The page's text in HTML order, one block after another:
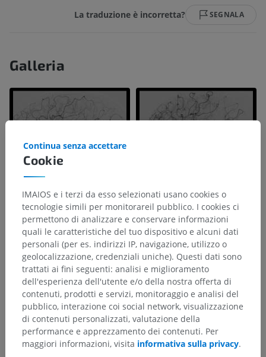
La traduzione è incorretta? SEGNALA
Galleria
Gerarchia anatomica
Anatomia umana 1
Anatomia sistemica > Apparato cardiovascolare>
Arterie> Aorta> Arco dell'aorta>
Arteria carotide comune> Arteria carotide interna
Parte cavernosa> Ramo marginale del tentorio
Cookie
Continua senza accettare
IMAIOS e i terzi da esso selezionati usano cookies o
tecnologie simili per monitorareil pubblico. I cookies ci
permettono di analizzare e conservare informazioni
quali le caratteristiche del tuo dispositivo e alcuni dati
personali (per es. indirizzi IP, navigazione, utilizzo o
geolocalizzazione, credenziali uniche). Questi dati sono
trattati ai fini seguenti: analisi e miglioramento
dell'esperienza dell'utente e/o della nostra offerta di
contenuti, prodotti e servizi, monitoraggio e analisi del
pubblico, interazione coi social network, visualizzazione
di contenuti personalizzati, valutazione della
performance e apprezzamento dei contenuti. Per
maggiori informazioni, visita informativa sulla privacy.